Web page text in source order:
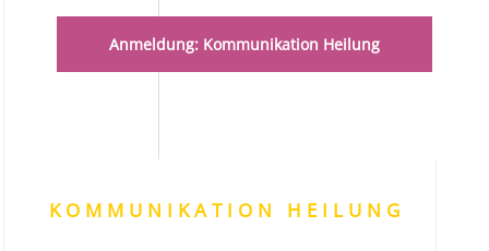
Anmeldung: Kommunikation Heilung
KOMMUNIKATION HEILUNG